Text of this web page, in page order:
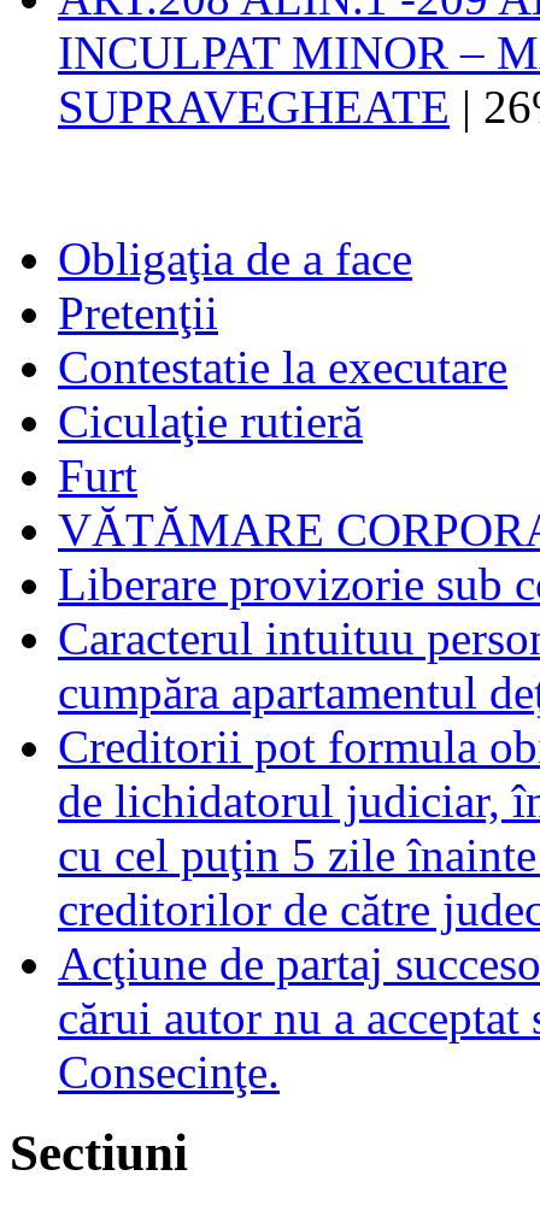
INCULPAT MINOR –
SUPRAVEGHEATE |
Obligaţia de a face
Pretenţii
Contestatie la executare
Ciculaţie rutieră
Furt
VĂTĂMARE
Liberare provizorie sub
Caracterul intuituu
cumpăra apartamentul
Creditorii pot formula
de lichidatorul judiciar,
cu cel puţin 5 zile
creditorilor de către
Acţiune de partaj
cărui autor nu a
Consecinţe.
Sectiuni